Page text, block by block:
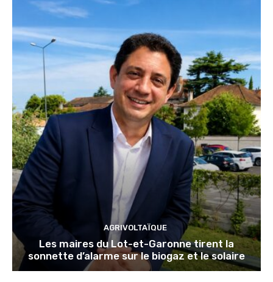
AGRIVOLTAÏQUE
Les maires du Lot-et-Garonne tirent la
sonnette d’alarme sur le biogaz et le solaire